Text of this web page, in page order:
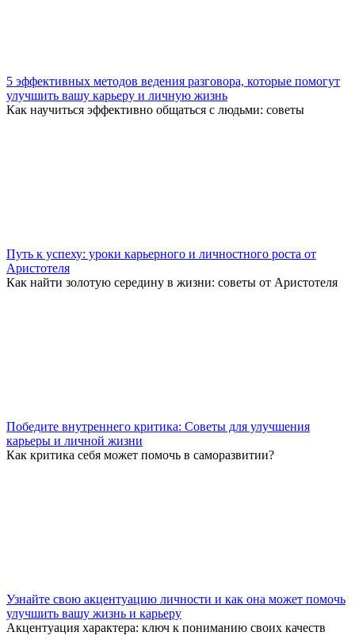
5 эффективных методов ведения разговора, которые помогут
улучшить вашу карьеру и личную жизнь
Как научиться эффективно общаться с людьми: советы
Путь к успеху: уроки карьерного и личностного роста от
Аристотеля
Как найти золотую середину в жизни: советы от Аристотеля
Победите внутреннего критика: Советы для улучшения
карьеры и личной жизни
Как критика себя может помочь в саморазвитии?
Узнайте свою акцентуацию личности и как она может помочь
улучшить вашу жизнь и карьеру
Акцентуация характера: ключ к пониманию своих качеств